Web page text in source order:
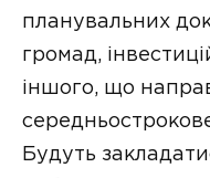
планувальних
громад,
іншого, що
Будуть